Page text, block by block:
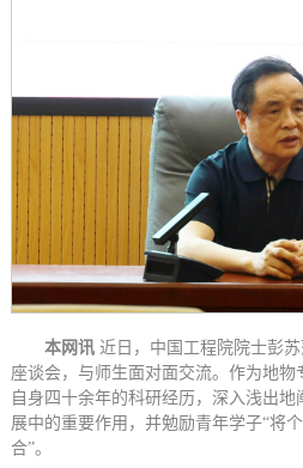
本网讯 近日，中国工程院院士彭
座谈会，与师生面对面交流。作为地
自身四十余年的科研经历，深入浅出
展中的重要作用，并勉励青年学子“将
合”。